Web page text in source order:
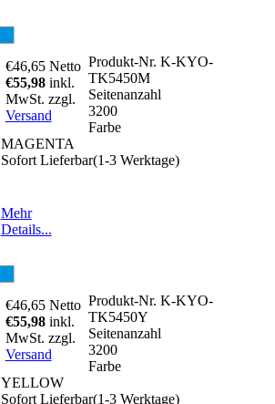
€46,65 Netto
€55,98 inkl.
MwSt. zzgl.
Versand
Produkt-Nr. K-KYO-
TK5450M
Seitenanzahl
3200
Farbe
MAGENTA
Sofort Lieferbar(1-3 Werktage)
Mehr
Details...
€46,65 Netto
€55,98 inkl.
MwSt. zzgl.
Versand
Produkt-Nr. K-KYO-
TK5450Y
Seitenanzahl
3200
Farbe
YELLOW
Sofort Lieferbar(1-3 Werktage)